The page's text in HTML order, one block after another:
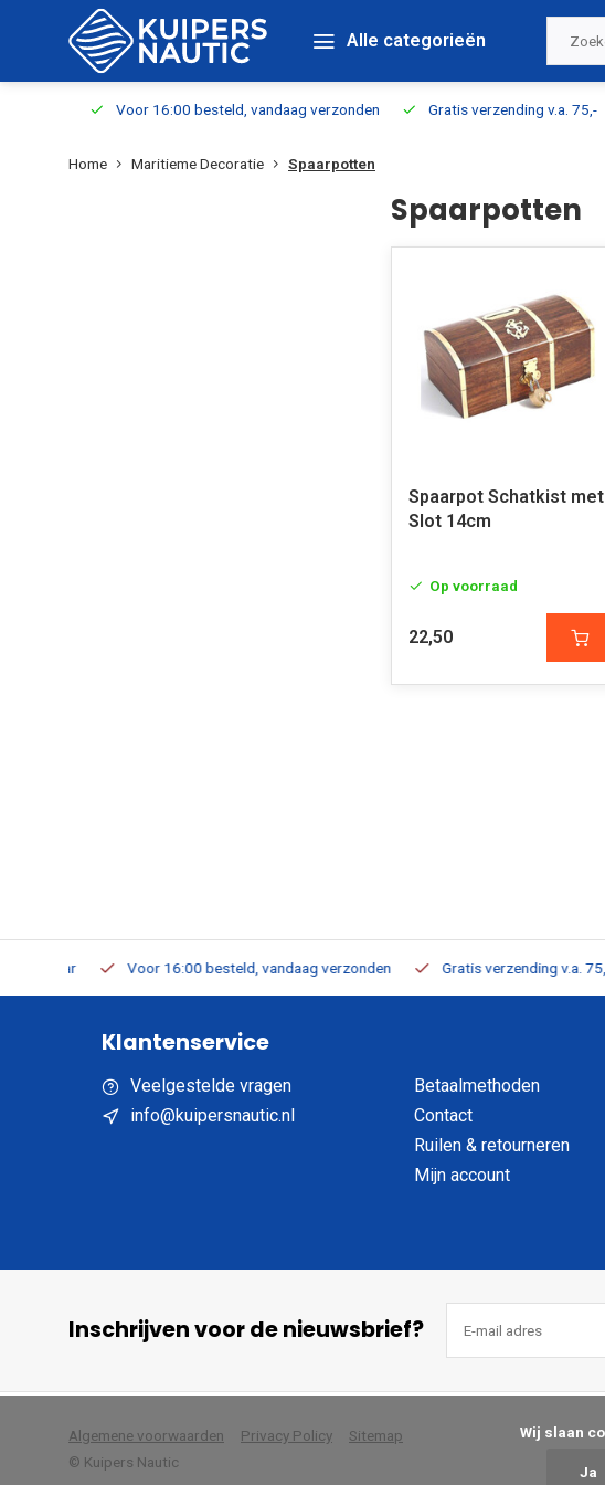
Alle categorieën
Voor 16:00 besteld, vandaag verzonden Gratis verzending v.a. 75,-
Home Maritieme Decoratie Spaarpotten
Spaarpotten
Spaarpot Schatkist met
Slot 14cm
Op voorraad
22,50
Voor 16:00 besteld, vandaag verzonden Gratis verzending v.a. 75,-
Klantenservice
Veelgestelde vragen
info@kuipersnautic.nl
Betaalmethoden
Contact
Ruilen & retourneren
Mijn account
Inschrijven voor de nieuwsbrief?
Algemene voorwaarden Privacy Policy
Sitemap
© Kuipers Nautic
Ja